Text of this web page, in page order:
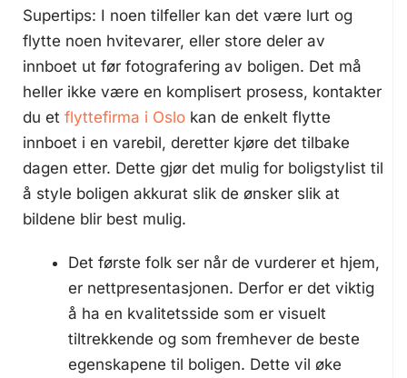
Supertips: I noen tilfeller kan det være lurt og
flytte noen hvitevarer, eller store deler av
innboet ut før fotografering av boligen. Det må
heller ikke være en komplisert prosess, kontakter
du et flyttefirma i Oslo kan de enkelt flytte
innboet i en varebil, deretter kjøre det tilbake
dagen etter. Dette gjør det mulig for boligstylist til
å style boligen akkurat slik de ønsker slik at
bildene blir best mulig.
Det første folk ser når de vurderer et hjem,
er nettpresentasjonen. Derfor er det viktig
å ha en kvalitetsside som er visuelt
tiltrekkende og som fremhever de beste
egenskapene til boligen. Dette vil øke